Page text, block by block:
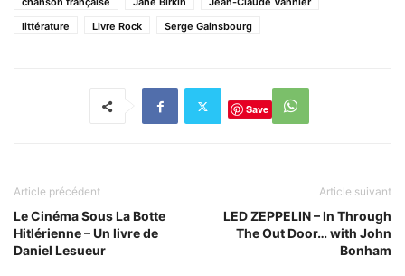
littérature
Livre Rock Serge Gainsbourg
Save
Article précédent
Le Cinéma Sous La Botte
Hitlérienne – Un livre de
Daniel Lesueur
Article suivant
LED ZEPPELIN – In Through
The Out Door… with John
Bonham